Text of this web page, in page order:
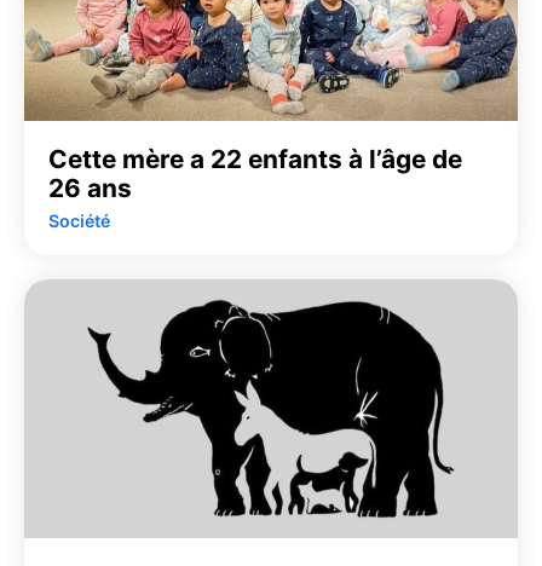
Cette mère a 22 enfants à l’âge de
26 ans
Société